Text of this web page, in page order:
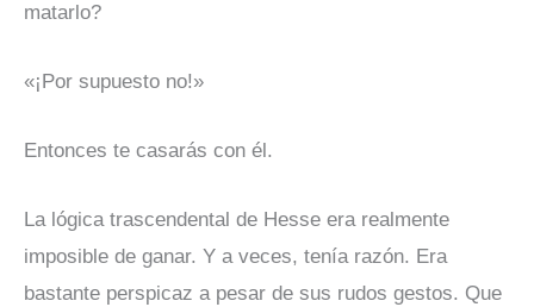
matarlo?
«¡Por supuesto no!»
Entonces te casarás con él.
La lógica trascendental de Hesse era realmente
imposible de ganar. Y a veces, tenía razón. Era
bastante perspicaz a pesar de sus rudos gestos. Que